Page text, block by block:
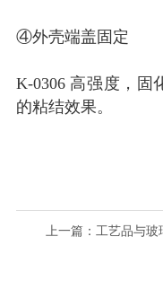
④外壳端盖固定
K-0306 高强度，固
的粘结效果。
上一篇 ：工艺品与玻